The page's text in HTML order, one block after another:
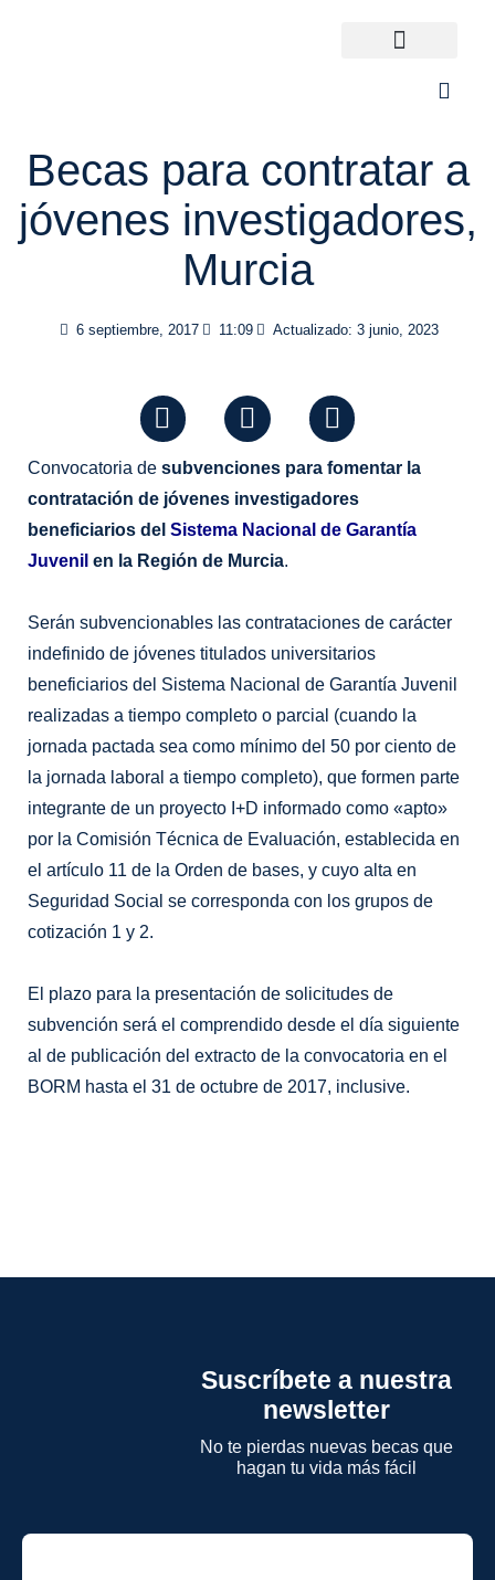
Becas para contratar a
jóvenes investigadores,
Murcia
6 septiembre, 2017 11:09 Actualizado: 3 junio, 2023
a
c
e
b
o
o
k
n
s
t
a
g
r
i
k
t
o
k
Convocatoria de subvenciones para fomentar la
contratación de jóvenes investigadores
beneficiarios del Sistema Nacional de Garantía
Juvenil en la Región de Murcia.
Serán subvencionables las contrataciones de carácter
indefinido de jóvenes titulados universitarios
beneficiarios del Sistema Nacional de Garantía Juvenil
realizadas a tiempo completo o parcial (cuando la
jornada pactada sea como mínimo del 50 por ciento de
la jornada laboral a tiempo completo), que formen parte
integrante de un proyecto I+D informado como «apto»
por la Comisión Técnica de Evaluación, establecida en
el artículo 11 de la Orden de bases, y cuyo alta en
Seguridad Social se corresponda con los grupos de
cotización 1 y 2.
El plazo para la presentación de solicitudes de
subvención será el comprendido desde el día siguiente
al de publicación del extracto de la convocatoria en el
BORM hasta el 31 de octubre de 2017, inclusive.
Suscríbete a nuestra
newsletter
No te pierdas nuevas becas que
hagan tu vida más fácil
Email